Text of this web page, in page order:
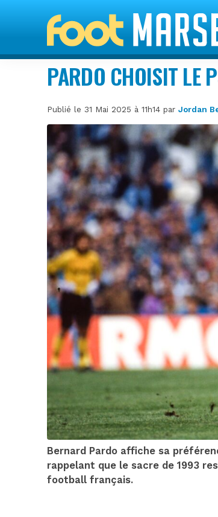
PARDO CHOISIT LE
Publié le 31 Mai 2025 à 11h14 parJordan
Bernard Pardo affiche sa
rappelant que le sacre de 1993
football français.